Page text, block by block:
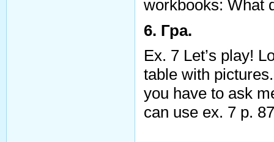
workbooks: What
6. Гра.
Ex. 7 Let’s play!
table with
you have to ask
can use ex. 7 p.